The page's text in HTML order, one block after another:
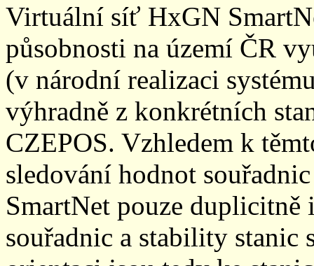
Virtuální síť HxGN
působnosti na území ČR
(v národní realizaci
výhradně z konkrétních
CZEPOS. Vzhledem k
sledování hodnot
SmartNet pouze
souřadnic a stability stanic